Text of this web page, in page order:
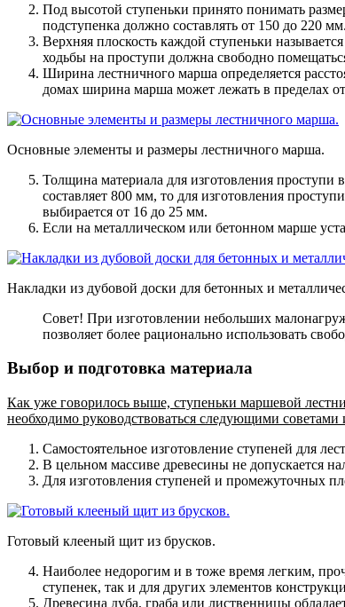
Под высотой ступеньки принято понимать
подступенка должно составлять от 150 до 220 мм.
Верхняя плоскость каждой ступеньки
ходьбы на проступи должна свободно
Ширина лестничного марша определяется
домах ширина марша может лежать в пределах
Основные элементы и размеры лестничного марша.
Толщина материала для изготовления проступи
составляет 800 мм, то для изготовления
выбирается от 16 до 25 мм.
Если на металлическом или бетонном марше
Накладки из дубовой доски для бетонных и
Совет! При изготовлении небольших
позволяет более рационально использовать
Выбор и подготовка материала
Как уже говорилось выше, ступеньки маршевой
необходимо руководствоваться следующими
Самостоятельное изготовление ступеней для
В цельном массиве древесины не допускается
Для изготовления ступеней и промежуточных
Готовый клееный щит из брусков.
Наиболее недорогим и в тоже время легким,
ступенек, так и для других элементов
Древесина дуба, граба или лиственницы